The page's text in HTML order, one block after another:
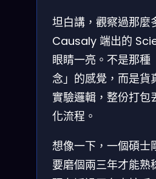
坦白講，觀察過那麼
Causaly 端出的
眼睛一亮。不是那種
念」的感覺，而是貨
實驗邏輯，整份打包
化流程。
想像一下，一個碩士
要磨個兩三年才能熟